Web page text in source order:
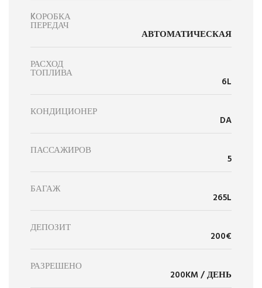
KОРОБКА
ПЕРЕДАЧ
АВТОМАТИЧЕСКАЯ
РАСХОД
ТОПЛИВА
6L
КОНДИЦИОНЕР
DA
ПАССАЖИРОВ
5
БАГАЖ
265L
ДЕПОЗИТ
200€
РАЗРЕШЕНО
200KM / ДЕНЬ